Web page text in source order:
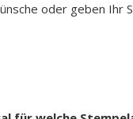
oder geben